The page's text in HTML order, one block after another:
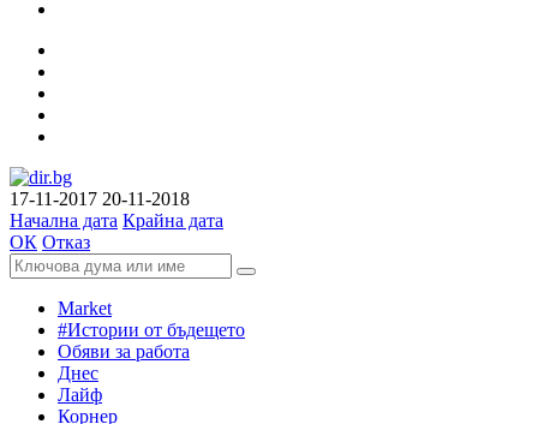
17-11-2017 20-11-2018
Начална дата Крайна дата
ОК Отказ
Market
#Истории от бъдещето
Обяви за работа
Днес
Лайф
Корнер